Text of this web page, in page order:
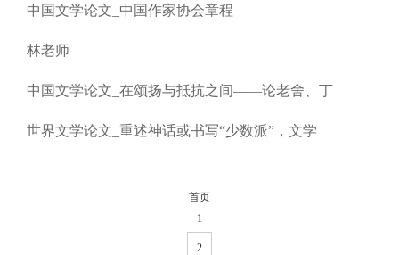
中国文学论文_中国作家协会章程
林老师
中国文学论文_在颂扬与抵抗之间——论老舍、丁
世界文学论文_重述神话或书写“少数派”，文学
首页
1
2